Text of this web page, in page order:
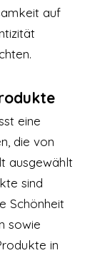
auf
eine
die von
ausgewählt
sind
Schönheit
sowie
in